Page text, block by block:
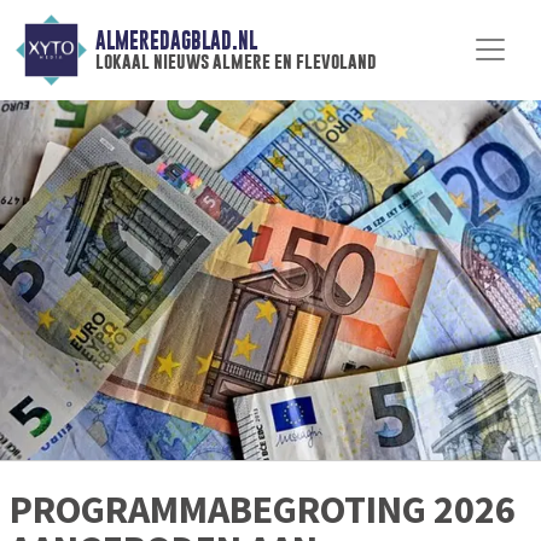
ALMEREDAGBLAD.NL
lokaal nieuws almere en flevoland
PROGRAMMABEGROTING 2026